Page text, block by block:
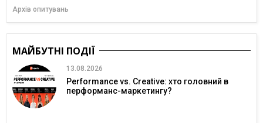
Архів опитувань
МАЙБУТНІ ПОДІЇ
13.08.2026
Performance vs. Creative: хто головний в
перформанс-маркетингу?